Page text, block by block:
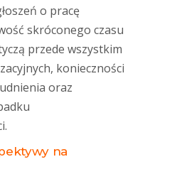
o pracę
skróconego czasu
przede wszystkim
konieczności
oraz
na